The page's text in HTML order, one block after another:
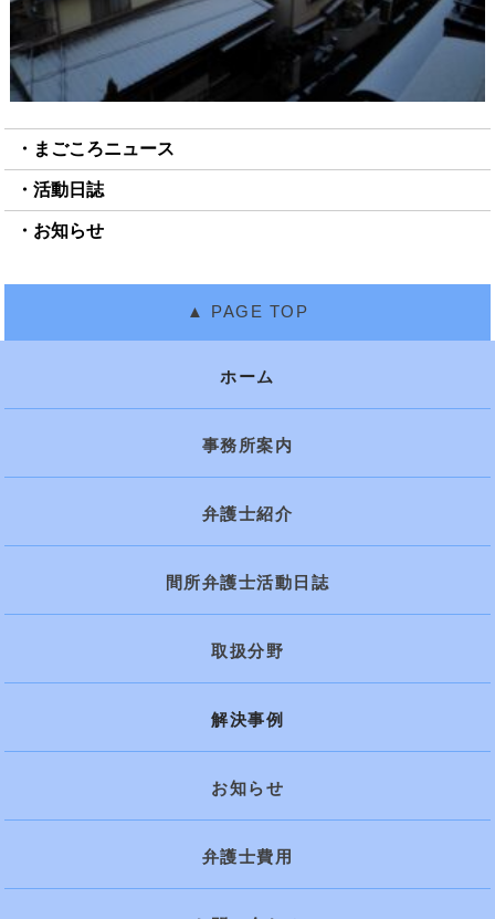
まごころニュース
活動日誌
お知らせ
ホーム
事務所案内
弁護士紹介
間所弁護士活動日誌
取扱分野
解決事例
お知らせ
弁護士費用